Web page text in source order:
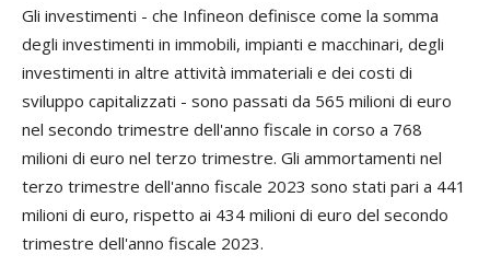
Gli investimenti - che Infineon definisce come la somma
degli investimenti in immobili, impianti e macchinari, degli
investimenti in altre attività immateriali e dei costi di
sviluppo capitalizzati - sono passati da 565 milioni di euro
nel secondo trimestre dell'anno fiscale in corso a 768
milioni di euro nel terzo trimestre. Gli ammortamenti nel
terzo trimestre dell'anno fiscale 2023 sono stati pari a 441
milioni di euro, rispetto ai 434 milioni di euro del secondo
trimestre dell'anno fiscale 2023.